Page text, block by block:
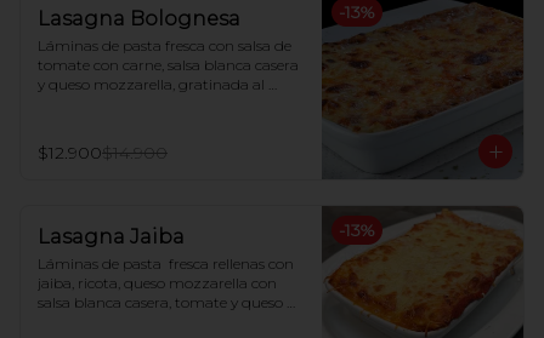
-13%
Lasagna Bolognesa
Láminas de pasta fresca con salsa de
tomate con carne, salsa blanca casera
y queso mozzarella, gratinada al
$12.900$14.900
-13%
Lasagna Jaiba
Láminas de pasta  fresca rellenas con
jaiba, ricota, queso mozzarella con
salsa blanca casera, tomate y queso